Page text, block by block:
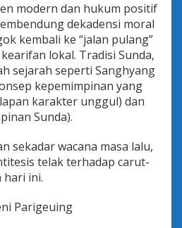
modern dan hukum positif
dekadensi moral
kembali ke “jalan pulang”
lokal. Tradisi Sunda,
sejarah seperti Sanghyang
kepemimpinan yang
karakter unggul) dan
Sunda).
sekadar wacana masa lalu,
telak terhadap carut-
hari ini.
Parigeuing